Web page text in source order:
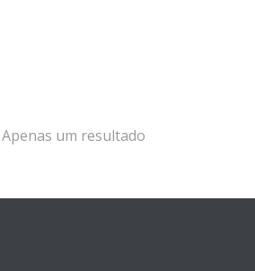
Apenas um resultado